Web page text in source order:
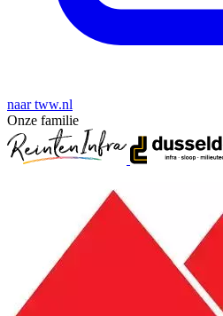
naar tww.nl
Onze familie